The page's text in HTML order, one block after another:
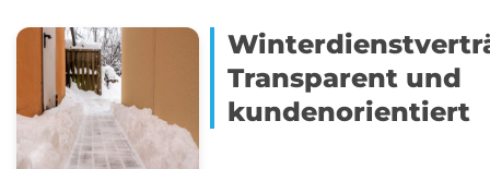
Transparent und
kundenorientiert